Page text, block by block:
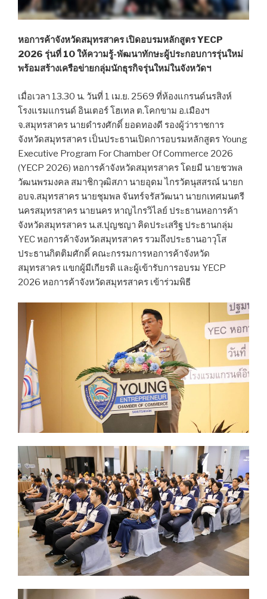
หอการค้าจังหวัดสมุทรสาคร เปิดอบรมหลักสูตร YECP
2026 รุ่นที่ 10 ให้ความรู้-พัฒนาทักษะผู้ประกอบการรุ่นใหม่
พร้อมสร้างเครือข่ายกลุ่มนักธุรกิจรุ่นใหม่ในจังหวัดฯ
เมื่อเวลา 13.30 น. วันที่ 1 เม.ย. 2569 ที่ห้องแกรนด์นรสิงห์
โรงแรมแกรนด์ อินเตอร์ โฮเทล ต.โคกขาม อ.เมืองฯ
จ.สมุทรสาคร นายดำรงศักดิ์ ยอดทองดี รองผู้ว่าราชการ
จังหวัดสมุทรสาคร เป็นประธานเปิดการอบรมหลักสูตร Young
Executive Program For Chamber Of Commerce 2026
(YECP 2026) หอการค้าจังหวัดสมุทรสาคร โดยมี นายชวพล
วัฒนพรมงคล สมาชิกวุฒิสภา นายอุดม ไกรวัตนุสสรณ์ นายก
อบจ.สมุทรสาคร นายชุมพล จันทร์จรัสวัฒนา นายกเทศมนตรี
นครสมุทรสาคร นายนคร หาญไกรวิไลย์ ประธานหอการค้า
จังหวัดสมุทรสาคร น.ส.ปุญชญา คิดประเสริฐ ประธานกลุ่ม
YEC หอการค้าจังหวัดสมุทรสาคร รวมถึงประธานอาวุโส
ประธานกิตติมศักดิ์ คณะกรรมการหอการค้าจังหวัด
สมุทรสาคร แขกผู้มีเกียรติ และผู้เข้ารับการอบรม YECP
2026 หอการค้าจังหวัดสมุทรสาคร เข้าร่วมพิธี